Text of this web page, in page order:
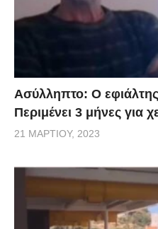
Ασύλληπτο: Ο
Περιμένει 3 μήνες για
21 ΜΑΡΤΊΟΥ, 2023